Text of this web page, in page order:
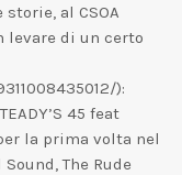
al CSOA
levare di un certo
):
45 feat
la prima volta nel
The Rude